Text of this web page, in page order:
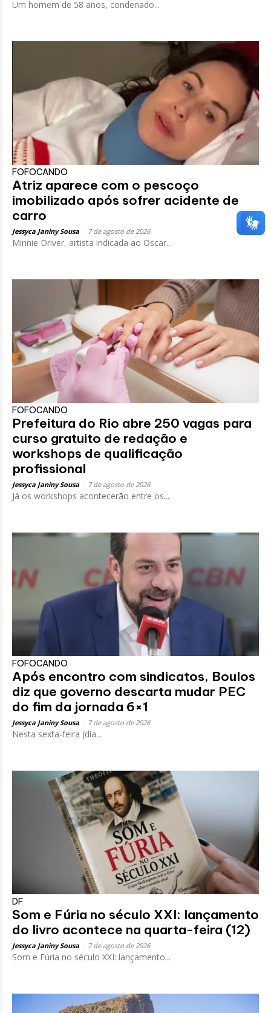
Um homem de 58 anos, condenado...
FOFOCANDO
Atriz aparece com o pescoço
imobilizado após sofrer acidente de
carro
Jessyca Janiny Sousa 7 de agosto de 2026
Minnie Driver, artista indicada ao Oscar...
FOFOCANDO
Prefeitura do Rio abre 250 vagas para
curso gratuito de redação e
workshops de qualificação
profissional
Jessyca Janiny Sousa 7 de agosto de 2026
Já os workshops acontecerão entre os...
FOFOCANDO
Após encontro com sindicatos, Boulos
diz que governo descarta mudar PEC
do fim da jornada 6×1
Jessyca Janiny Sousa 7 de agosto de 2026
Nesta sexta-feira (dia...
DF
Som e Fúria no século XXI: lançamento
do livro acontece na quarta-feira (12)
Jessyca Janiny Sousa 7 de agosto de 2026
Som e Fúria no século XXI: lançamento...